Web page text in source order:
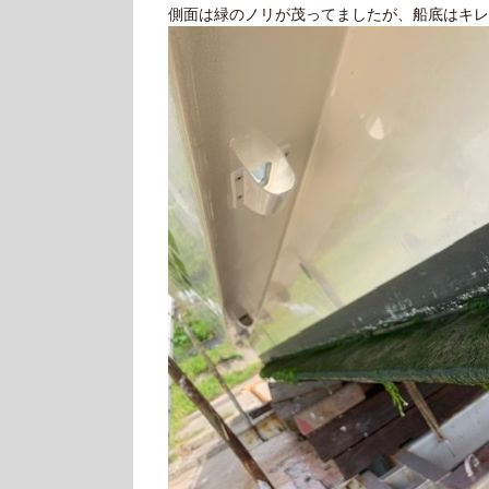
側面は緑のノリが茂ってましたが、船底はキ